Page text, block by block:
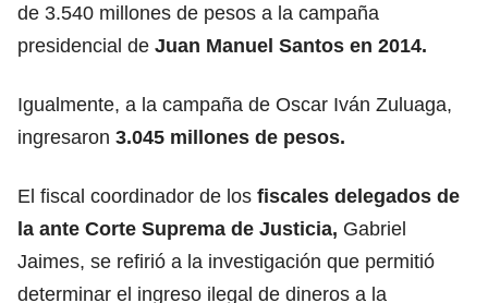
de 3.540 millones de pesos a la campaña
presidencial de Juan Manuel Santos en 2014.
Igualmente, a la campaña de Oscar Iván Zuluaga,
ingresaron 3.045 millones de pesos.
El fiscal coordinador de los fiscales delegados de
la ante Corte Suprema de Justicia, Gabriel
Jaimes, se refirió a la investigación que permitió
determinar el ingreso ilegal de dineros a la